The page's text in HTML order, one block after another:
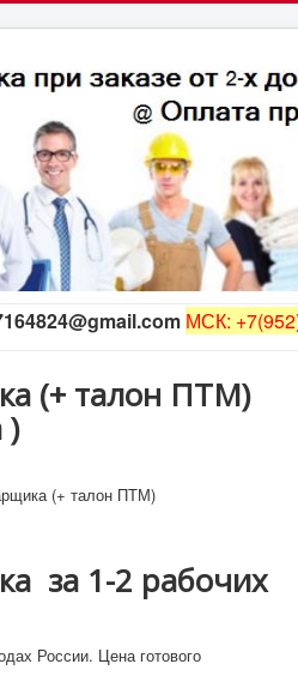
МСК:
(+ талон ПТМ)
)
за 1-2 рабочих
России. Цена готового